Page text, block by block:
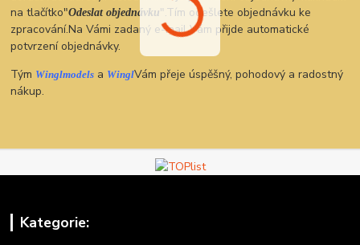
na tlačítko"Odeslat objednávku".Tím odešlete objednávku ke
zpracování.Na Vámi zadaný e-mail Vám přijde automatické
potvrzení objednávky.
Tým Winglmodels a WinglVám přeje úspěšný, pohodový a radostný
nákup.
Kategorie: